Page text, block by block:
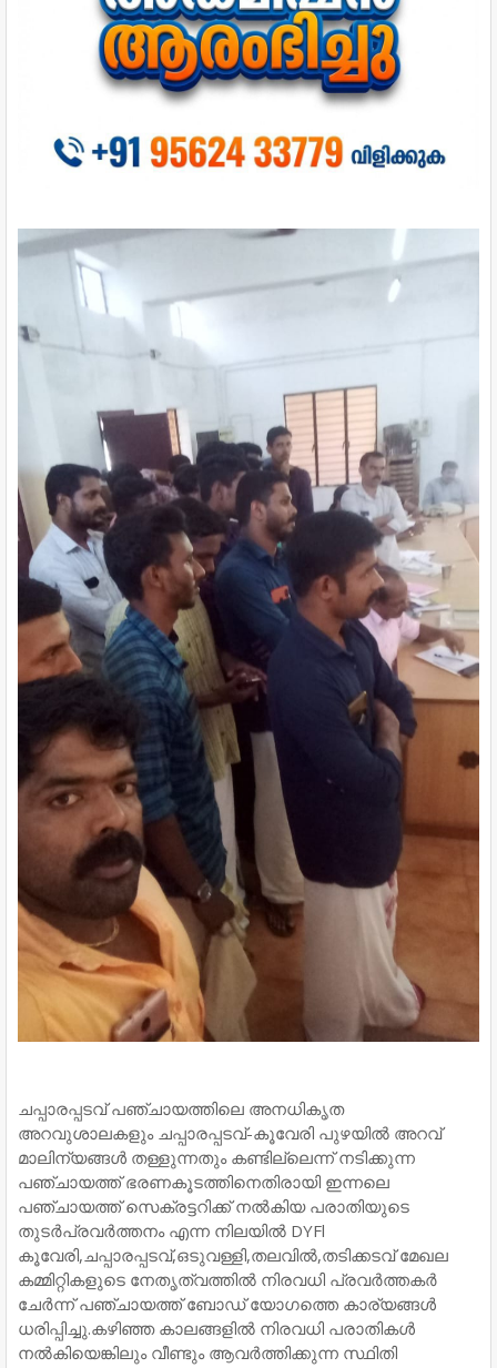
ചപ്പാരപ്പടവ് പഞ്ചായത്തിലെ അനധികൃത
അറവുശാലകളും ചപ്പാരപ്പടവ്-കൂവേരി പുഴയിൽ അറവ്
മാലിന്യങ്ങൾ തള്ളുന്നതും കണ്ടില്ലെന്ന് നടിക്കുന്ന
പഞ്ചായത്ത് ഭരണകൂടത്തിനെതിരായി ഇന്നലെ
പഞ്ചായത്ത് സെക്രട്ടറിക്ക് നൽകിയ പരാതിയുടെ
തുടർപ്രവർത്തനം എന്ന നിലയിൽ DYFl
കൂവേരി,ചപ്പാരപ്പടവ്,ഒടുവള്ളി,തലവിൽ,തടിക്കടവ് മേഖല
കമ്മിറ്റികളുടെ നേതൃത്വത്തിൽ നിരവധി പ്രവർത്തകർ
ചേർന്ന് പഞ്ചായത്ത് ബോഡ് യോഗത്തെ കാര്യങ്ങൾ
ധരിപ്പിച്ചു.കഴിഞ്ഞ കാലങ്ങളിൽ നിരവധി പരാതികൾ
നൽകിയെങ്കിലും വീണ്ടും ആവർത്തിക്കുന്ന സ്ഥിതി